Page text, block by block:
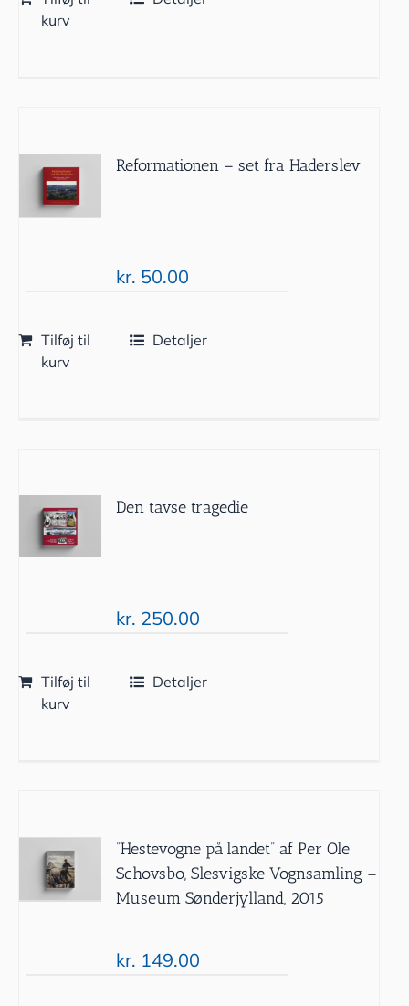
kurv
Reformationen – set fra Haderslev
kr. 50.00
Tilføj til
kurv
Detaljer
Den tavse tragedie
kr. 250.00
Tilføj til
kurv
Detaljer
”Hestevogne på landet” af Per Ole
Schovsbo, Slesvigske Vognsamling –
Museum Sønderjylland, 2015
kr. 149.00